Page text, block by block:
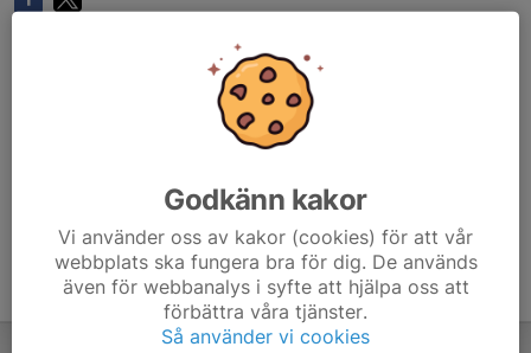
Godkänn kakor
Vi använder oss av kakor (cookies) för att vår
webbplats ska fungera bra för dig. De används
även för webbanalys i syfte att hjälpa oss att
förbättra våra tjänster.
Så använder vi cookies